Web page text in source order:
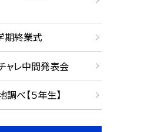
期終業式
ャレ中間発表会
べ【５年生】